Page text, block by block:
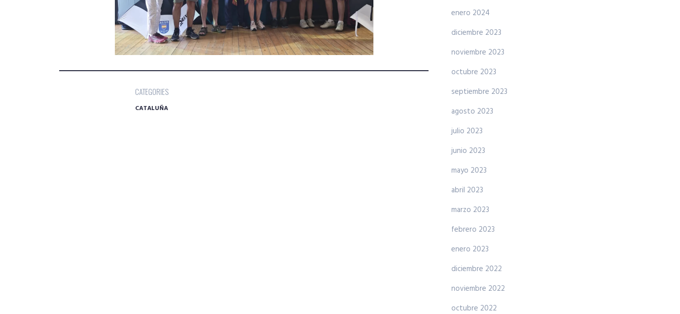
CATEGORIES
CATALUÑA
enero 2024
diciembre 2023
noviembre 2023
octubre 2023
septiembre 2023
agosto 2023
julio 2023
junio 2023
mayo 2023
abril 2023
marzo 2023
febrero 2023
enero 2023
diciembre 2022
noviembre 2022
octubre 2022